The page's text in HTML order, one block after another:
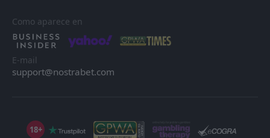
Como aparece en
E-mail
support@nostrabet.com
18+